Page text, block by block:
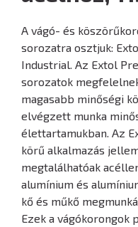
A vágó- és
sorozatra osztjuk:
Industrial. Az Extol
sorozatok
magasabb minőségi
elvégzett munka
élettartamukban. Az
körű alkalmazás
megtalálhatóak
alumínium és
kő és műkő
Ezek a vágókorongok